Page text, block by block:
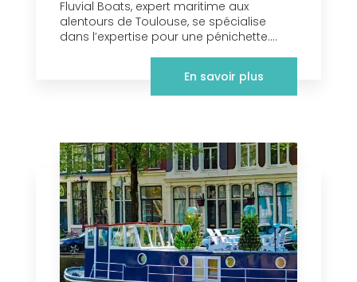
Fluvial Boats, expert maritime aux
alentours de Toulouse, se spécialise
dans l’expertise pour une pénichette....
En savoir plus